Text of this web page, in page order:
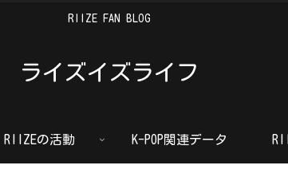
RIIZE FAN BLOG
ライズイズライフ
RIIZEの活動 K-POP関連データ